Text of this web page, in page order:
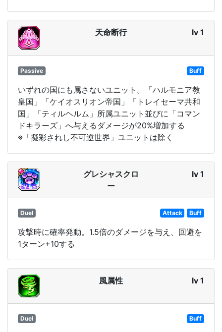
天命断行 lv 1
Passive Buff
いずれの国にも属さないユニット。「ハルモニア教
皇国」「ケイオスリオン帝国」「トレイセーマ共和
国」「ティルヘルム」所属ユニット並びに「コマン
ドキラーズ」へ与えるダメージが20%増加する
※「擬彩されし不可逆世界」ユニットは除く
グレシャスクロ
ー
lv 1
Duel Attack Buff
攻撃時に確率発動。1.5倍のダメージを与え、回避を
1ターン+10する
風属性 lv 1
Duel Buff